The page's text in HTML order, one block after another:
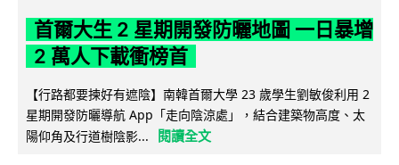
首爾大生 2 星期開發防曬地圖 一日暴增
2 萬人下載衝榜首
【行路都要揀好有遮陰】南韓首爾大學 23 歲學生劉敏俊利用 2
星期開發防曬導航 App「走向陰涼處」，結合建築物高度、太
陽仰角及行道樹陰影...
閱讀全文